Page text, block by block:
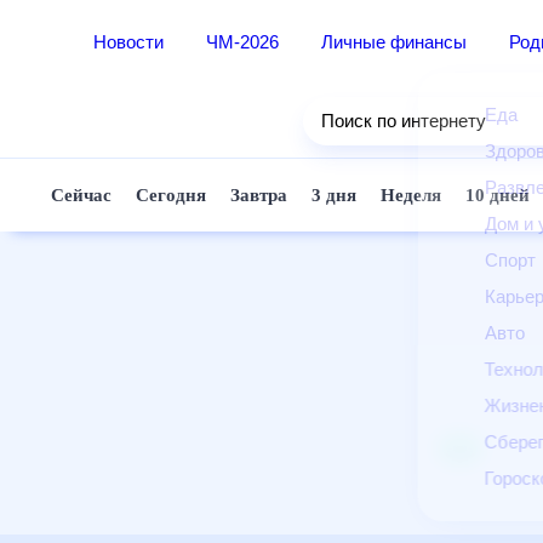
Новости ЧМ-2026 Личные финансы
Еда
Дом
Спорт
Авто
Поиск по интернету
Сейчас Сегодня Завтра 3 дня Неделя 10